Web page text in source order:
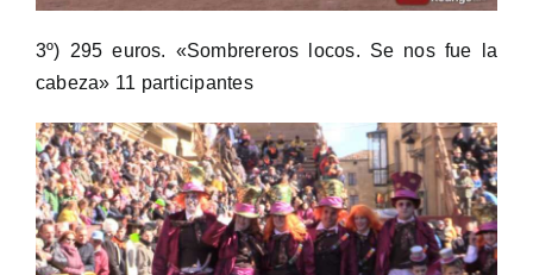
3º) 295 euros. «Sombrereros locos. Se nos fue la
cabeza» 11 participantes